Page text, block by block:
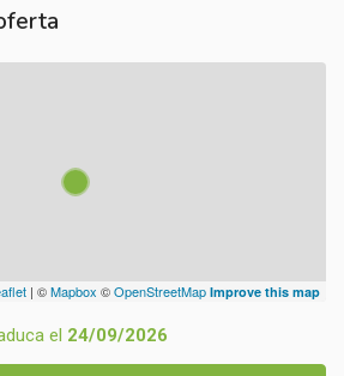
| ©Mapbox ©OpenStreetMap Improve this map
el 24/09/2026